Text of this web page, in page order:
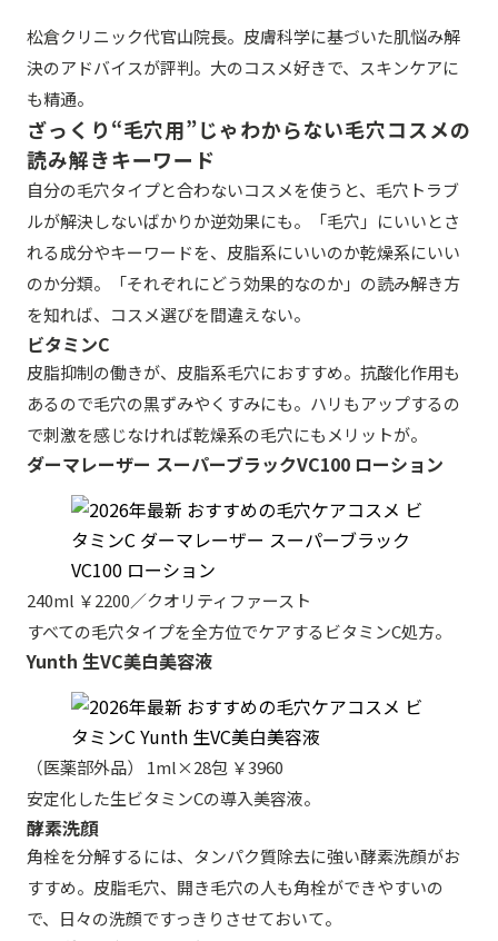
松倉クリニック代官山院長。皮膚科学に基づいた肌悩み解
決のアドバイスが評判。大のコスメ好きで、スキンケアに
も精通。
ざっくり“毛穴用”じゃわからない毛穴コスメの
読み解きキーワード
自分の毛穴タイプと合わないコスメを使うと、毛穴トラブ
ルが解決しないばかりか逆効果にも。「毛穴」にいいとさ
れる成分やキーワードを、皮脂系にいいのか乾燥系にいい
のか分類。「それぞれにどう効果的なのか」の読み解き方
を知れば、コスメ選びを間違えない。
ビタミンC
皮脂抑制の働きが、皮脂系毛穴におすすめ。抗酸化作用も
あるので毛穴の黒ずみやくすみにも。ハリもアップするの
で刺激を感じなければ乾燥系の毛穴にもメリットが。
ダーマレーザー スーパーブラックVC100 ローション
240ml ￥2200／クオリティファースト
すべての毛穴タイプを全方位でケアするビタミンC処方。
Yunth 生VC美白美容液
（医薬部外品） 1ml×28包 ￥3960
安定化した生ビタミンCの導入美容液。
酵素洗顔
角栓を分解するには、タンパク質除去に強い酵素洗顔がお
すすめ。皮脂毛穴、開き毛穴の人も角栓ができやすいの
で、日々の洗顔ですっきりさせておいて。